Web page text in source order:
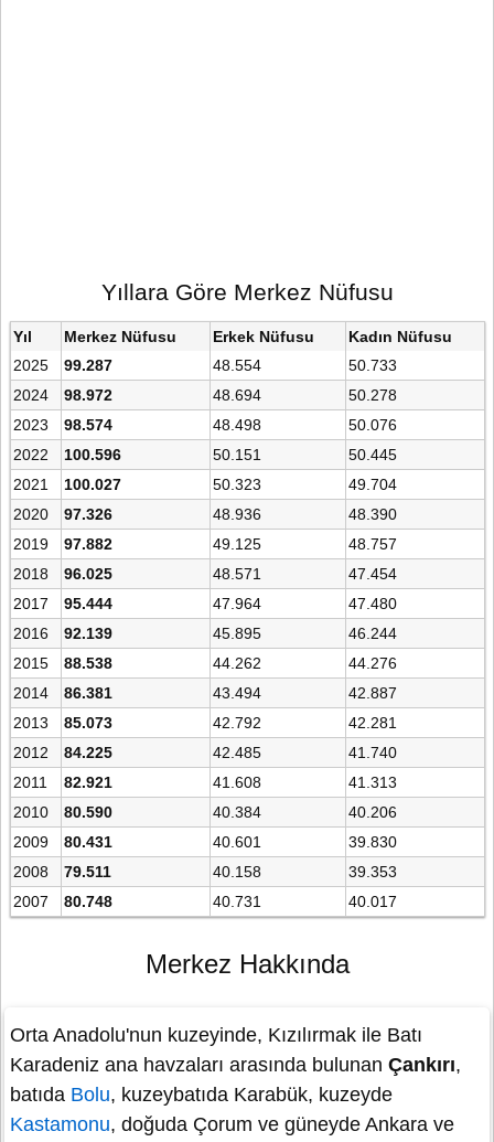
Yıllara Göre Merkez Nüfusu
Yıl Merkez Nüfusu Erkek Nüfusu
Kadın Nüfusu
2025
99.287 48.554
50.733
2024
98.972 48.694
50.278
2023
98.574 48.498
50.076
2022
100.596 50.151
50.445
2021
100.027 50.323
49.704
2020
97.326 48.936
48.390
2019
97.882 49.125
48.757
2018
96.025 48.571
47.454
2017
95.444 47.964
47.480
2016
92.139 45.895
46.244
2015
88.538 44.262
44.276
2014
86.381 43.494
42.887
2013
85.073 42.792
42.281
2012
84.225 42.485
41.740
2011
82.921 41.608
41.313
2010
80.590 40.384
40.206
2009
80.431 40.601
39.830
2008
79.511 40.158
39.353
2007
80.748 40.731 40.017
Merkez Hakkında
Orta Anadolu'nun kuzeyinde, Kızılırmak ile Batı
Karadeniz ana havzaları arasında bulunan Çankırı,
batıda Bolu, kuzeybatıda Karabük, kuzeyde
Kastamonu, doğuda Çorum ve güneyde Ankara ve